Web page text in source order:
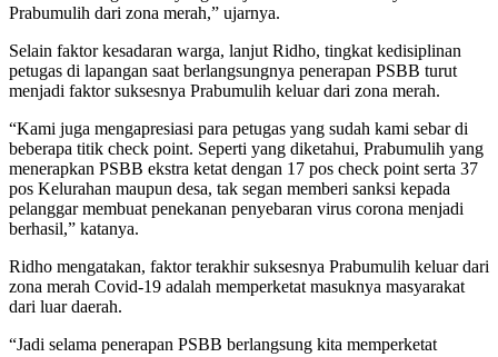
Prabumulih dari zona merah,” ujarnya.
Selain faktor kesadaran warga, lanjut Ridho, tingkat kedisiplinan
petugas di lapangan saat berlangsungnya penerapan PSBB turut
menjadi faktor suksesnya Prabumulih keluar dari zona merah.
“Kami juga mengapresiasi para petugas yang sudah kami sebar di
beberapa titik check point. Seperti yang diketahui, Prabumulih yang
menerapkan PSBB ekstra ketat dengan 17 pos check point serta 37
pos Kelurahan maupun desa, tak segan memberi sanksi kepada
pelanggar membuat penekanan penyebaran virus corona menjadi
berhasil,” katanya.
Ridho mengatakan, faktor terakhir suksesnya Prabumulih keluar dari
zona merah Covid-19 adalah memperketat masuknya masyarakat
dari luar daerah.
“Jadi selama penerapan PSBB berlangsung kita memperketat